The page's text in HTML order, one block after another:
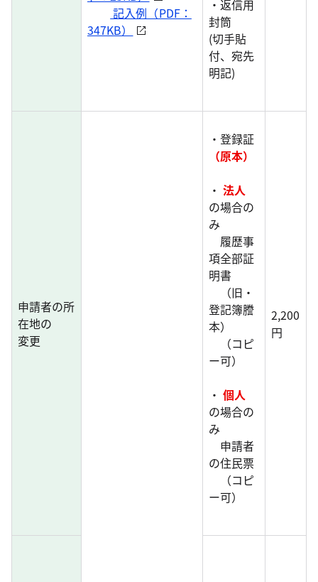
記入例（PDF：
347KB）
・返信用
封筒
(切手貼
付、宛先
明記)
申請者の所
在地の
変更
・登録証
（原本）
・ 法人
の場合の
み
履歴事
項全部証
明書
（旧・
登記簿謄
本）
（コピ
ー可）
・ 個人
の場合の
み
申請者
の住民票
（コピ
ー可）
2,200
円